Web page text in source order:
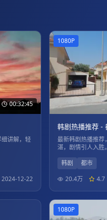
00:32:45
讲解，轻
2024-12-22
1080P
韩剧热播推荐 -
最新韩剧热播推荐
湛，剧情引人入胜。
韩剧
都市
20.4万
4.7
02:15:45
1080P